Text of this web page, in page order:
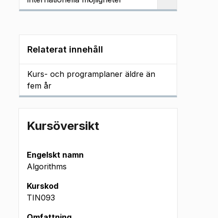
Relaterat innehåll
Kurs- och programplaner äldre än
fem år
Kursöversikt
Engelskt namn
Algorithms
Kurskod
TIN093